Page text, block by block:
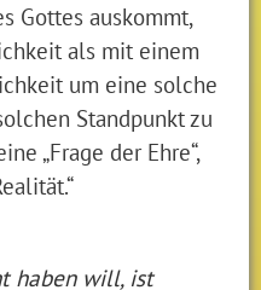
Gottes auskommt,
als mit einem
um eine solche
Standpunkt zu
„Frage der Ehre“,
haben will, ist